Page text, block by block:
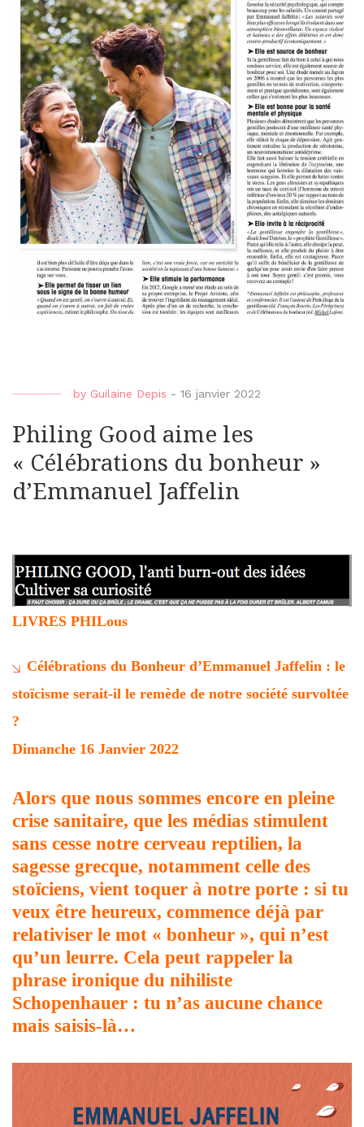
by Guilaine Depis - 16 janvier 2022
Philing Good aime les
« Célébrations du bonheur »
d’Emmanuel Jaffelin
LIVRES PHILous
Célébrations du Bonheur d’Emmanuel Jaffelin : le
stoïcisme serait-il le remède de notre société survoltée
?
Dimanche 16 Janvier 2022
Alors que nous sommes encore en pleine
crise sanitaire, que les médias stimulent
sans cesse notre cerveau reptilien, la
sagesse grecque, notamment celle des
stoïciens, vient toquer à notre porte : si tu
veux être heureux, commence déjà par
relativiser le mot « bonheur », qui n’est
qu’un leurre. Cela peut rappeler la
phrase ironique du nihiliste
Schopenhauer : tu n’as aucune chance
mais saisis-là…